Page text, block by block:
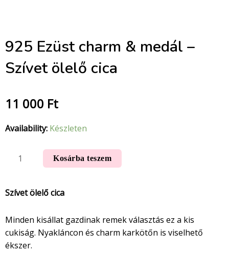
925 Ezüst charm & medál –
Szívet ölelő cica
11 000 Ft
Availability: Készleten
Kosárba teszem
Szívet ölelő cica
Minden kisállat gazdinak remek választás ez a kis
cukiság. Nyakláncon és charm karkötőn is viselhető
ékszer.